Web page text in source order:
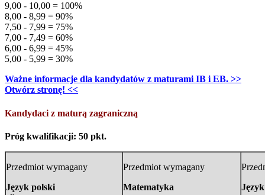
9,00 - 10,00 = 100%
8,00 - 8,99 = 90%
7,50 - 7,99 = 75%
7,00 - 7,49 = 60%
6,00 - 6,99 = 45%
5,00 - 5,99 = 30%
Ważne informacje dla kandydatów z maturami IB i EB. >>
Otwórz stronę! <<
Kandydaci z maturą zagraniczną
Próg kwalifikacji: 50 pkt.
Przedmiot wymagany
Język polski
Przedmiot wymagany
Matematyka